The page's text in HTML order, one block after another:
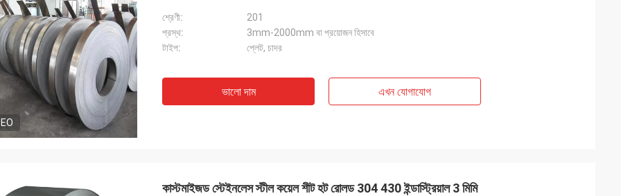
শ্রেণী:
201
প্রস্থ:
3mm-2000mm বা প্রয়োজন হিসাবে
টাইপ:
প্লেট, চাদর
ভালো দাম এখন যোগাযোগ
কাস্টমাইজড স্টেইনলেস স্টীল কয়েল শীট হট রোলড 304 430 ইন্ডাস্ট্রিয়াল 3 মিমি